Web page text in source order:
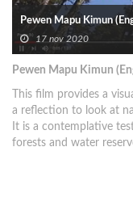
Pewen Mapu Kimun
17 nov 2020
Pewen Mapu Kimun
This film provides a
a reflection to look at
It is a contemplative
forests and water